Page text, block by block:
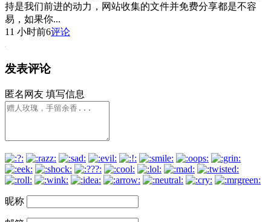
持是我们前进的动力，网站收集的文件并免费分享都是不容
易，如果你...
11 小时前6评论
发表评论
匿名网友 填写信息
昵称